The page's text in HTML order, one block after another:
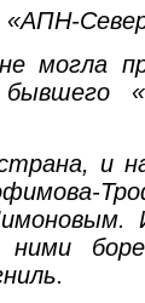
могла
и
ними